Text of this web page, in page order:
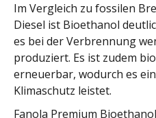
Im Vergleich zu fossilen
Diesel ist Bioethanol
es bei der Verbrennung
produziert. Es ist zudem
erneuerbar, wodurch es
Klimaschutz leistet.
Fanola Premium